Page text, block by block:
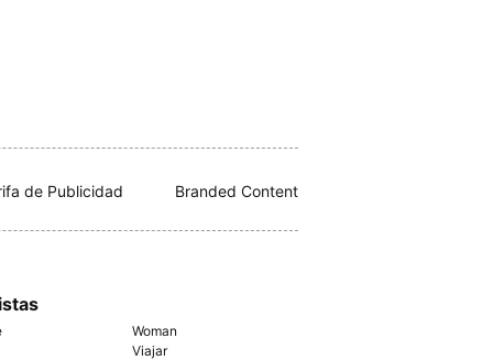
de Publicidad Branded Content
Woman
Viajar